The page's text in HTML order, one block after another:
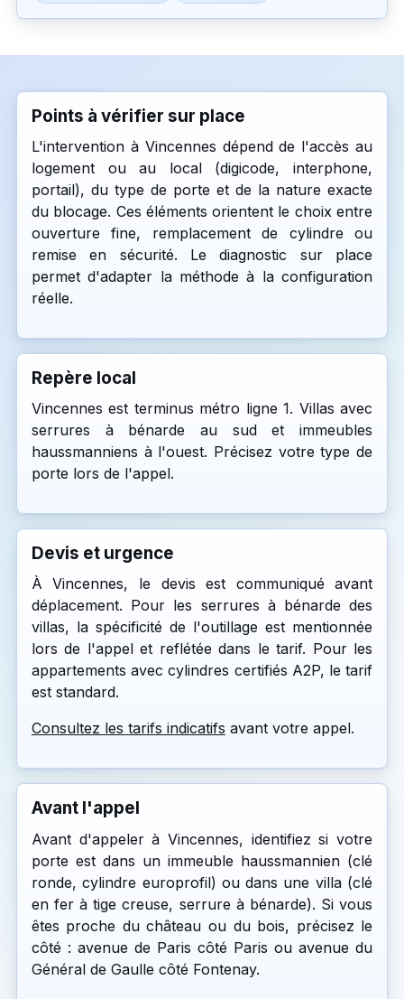
Points à vérifier sur place
L'intervention à Vincennes dépend de l'accès au
logement ou au local (digicode, interphone,
portail), du type de porte et de la nature exacte
du blocage. Ces éléments orientent le choix entre
ouverture fine, remplacement de cylindre ou
remise en sécurité. Le diagnostic sur place
permet d'adapter la méthode à la configuration
réelle.
Repère local
Vincennes est terminus métro ligne 1. Villas avec
serrures à bénarde au sud et immeubles
haussmanniens à l'ouest. Précisez votre type de
porte lors de l'appel.
Devis et urgence
À Vincennes, le devis est communiqué avant
déplacement. Pour les serrures à bénarde des
villas, la spécificité de l'outillage est mentionnée
lors de l'appel et reflétée dans le tarif. Pour les
appartements avec cylindres certifiés A2P, le tarif
est standard.
Consultez les tarifs indicatifs avant votre appel.
Avant l'appel
Avant d'appeler à Vincennes, identifiez si votre
porte est dans un immeuble haussmannien (clé
ronde, cylindre europrofil) ou dans une villa (clé
en fer à tige creuse, serrure à bénarde). Si vous
êtes proche du château ou du bois, précisez le
côté : avenue de Paris côté Paris ou avenue du
Général de Gaulle côté Fontenay.